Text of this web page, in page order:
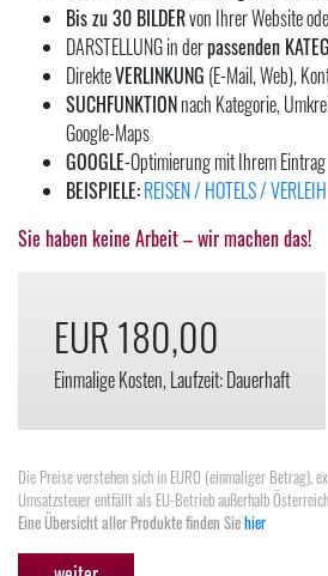
Bis zu 30 BILDERvon Ihrer Website
DARSTELLUNG in derpassenden
DirekteVERLINKUNG (E-Mail, Web),
SUCHFUNKTIONnach Kategorie,
Google-Maps
GOOGLE-Optimierung mit Ihrem Eintrag
BEISPIELE:REISEN / HOTELS / VERLEIH
Sie haben keine Arbeit – wir machen das!
EUR 180,00
Einmalige Kosten, Laufzeit: Dauerhaft
Die Preise verstehen sich in EURO (einmaliger Betrag),
Umsatzsteuer entfällt als EU-Betrieb außerhalb
Eine Übersicht aller Produkte finden Siehier